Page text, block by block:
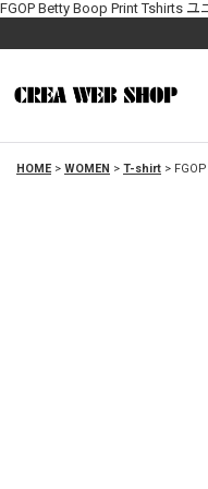
FGOP Betty Boop Print Tshirts
HOME > WOMEN > T-shirt >